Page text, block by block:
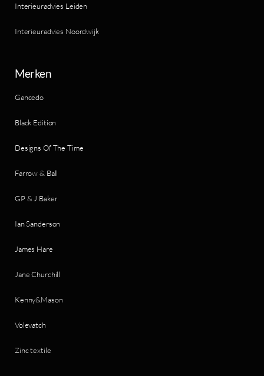
Interieuradvies Leiden
Interieuradvies Noordwijk
Merken
Gancedo
Black Edition
Designs Of The Time
Farrow & Ball
GP & J Baker
Ian Sanderson
James Hare
Jane Churchill
Kenny&Mason
Volevatch
Zinc textile